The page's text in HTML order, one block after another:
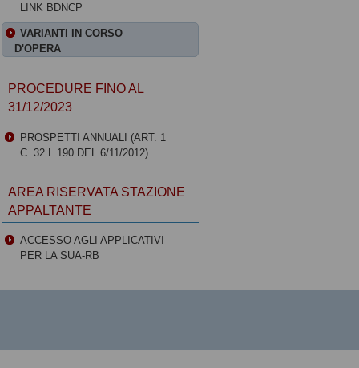
LINK BDNCP
VARIANTI IN CORSO
D'OPERA
PROCEDURE FINO AL
31/12/2023
PROSPETTI ANNUALI (ART. 1
C. 32 L.190 DEL 6/11/2012)
AREA RISERVATA STAZIONE
APPALTANTE
ACCESSO AGLI APPLICATIVI
PER LA SUA-RB